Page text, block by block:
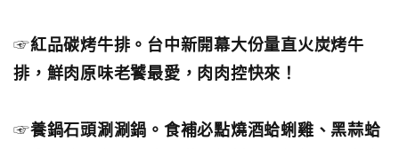
☞紅品碳烤牛排。台中新開幕大份量直火炭烤牛
排，鮮肉原味老饕最愛，肉肉控快來！
☞養鍋石頭涮涮鍋。食補必點燒酒蛤蜊雞、黑蒜蛤